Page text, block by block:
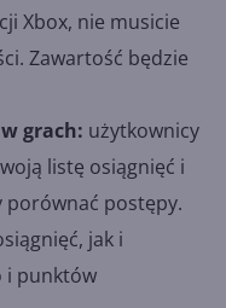
Xbox, nie musicie
Zawartość będzie
grach: użytkownicy
listę osiągnięć i
porównać postępy.
jak i
i punktów